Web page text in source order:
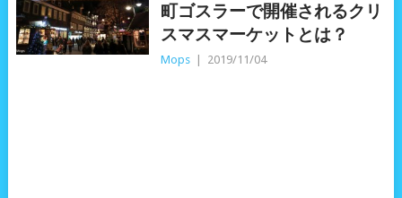
町ゴスラーで開催されるクリ
スマスマーケットとは？
Mops 2019/11/04